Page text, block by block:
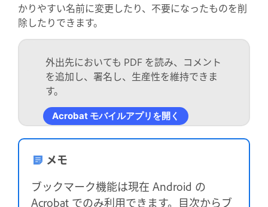
かりやすい名前に変更したり、不要になったものを削
除したりできます。
外出先においても PDF を読み、コメント
を追加し、署名し、生産性を維持できま
す。
Acrobat モバイルアプリを開く
メモ
ブックマーク機能は現在 Android の
Acrobat でのみ利用できます。目次からブ